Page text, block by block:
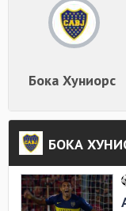
Бока Хуниорс
БОКА